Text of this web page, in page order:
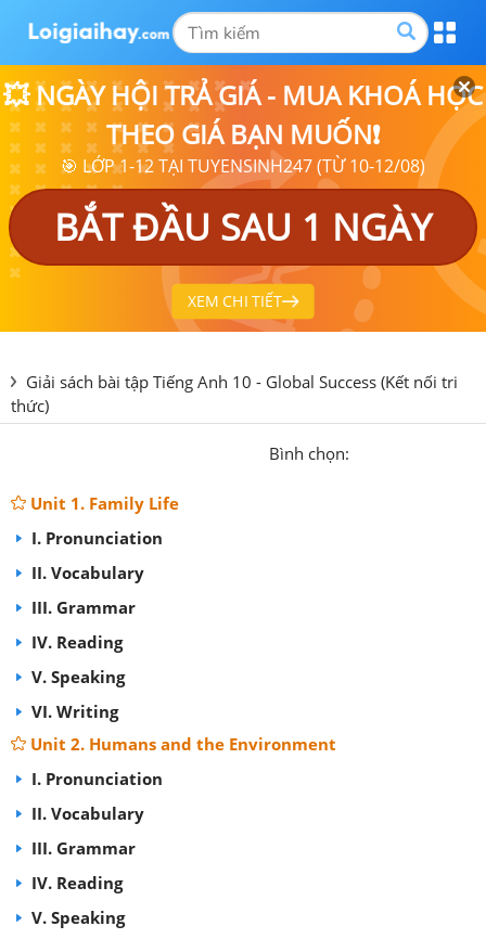
💥 NGÀY HỘI TRẢ GIÁ - MUA KHOÁ HỌC
THEO GIÁ BẠN MUỐN❗
🎯 LỚP 1-12 TẠI TUYENSINH247 (TỪ 10-12/08)
BẮT ĐẦU SAU 1 NGÀY
XEM CHI TIẾT
Giải sách bài tập Tiếng Anh 10 - Global Success (Kết nối tri
thức)
Bình chọn:
Unit 1. Family Life
I. Pronunciation
II. Vocabulary
III. Grammar
IV. Reading
V. Speaking
VI. Writing
Unit 2. Humans and the Environment
I. Pronunciation
II. Vocabulary
III. Grammar
IV. Reading
V. Speaking